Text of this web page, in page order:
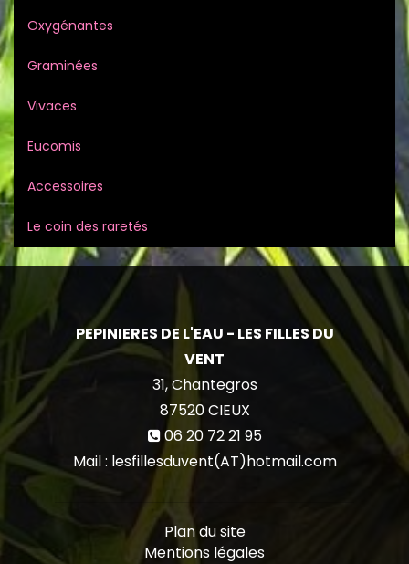
Oxygénantes
Graminées
Vivaces
Eucomis
Accessoires
Le coin des raretés
PEPINIERES DE L'EAU - LES FILLES DU
VENT
31, Chantegros
87520CIEUX
06 20 72 21 95
Mail : lesfillesduvent(AT)hotmail.com
Plan du site
Mentions légales